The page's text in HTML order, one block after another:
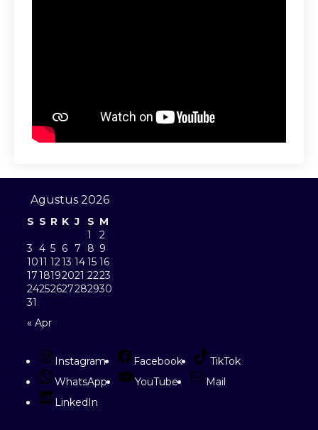
Agustus 2026
S S R K J S M
1
2
3 4 5 6 7 8 9
1011 1213 1415 16
1718192021 2223
24252627282930
31
« Apr
Instagram Facebook
TikTok
WhatsApp
YouTube
Mail
LinkedIn